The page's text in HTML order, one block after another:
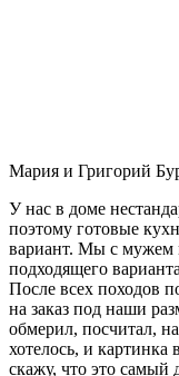
Мария и Григорий
У нас в доме
поэтому готовые
вариант. Мы с мужем
подходящего
После всех походов
на заказ под наши
обмерил, посчитал,
хотелось, и картинка
скажу, что это самый